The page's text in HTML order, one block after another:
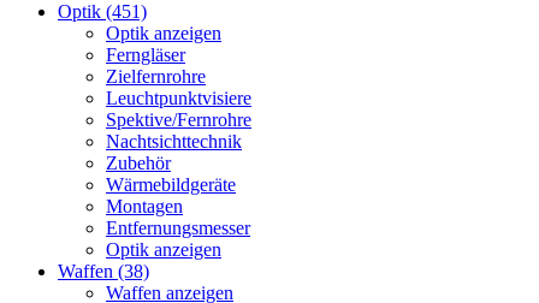
Optik (451)
Optik anzeigen
Ferngläser
Zielfernrohre
Leuchtpunktvisiere
Spektive/Fernrohre
Nachtsichttechnik
Zubehör
Wärmebildgeräte
Montagen
Entfernungsmesser
Optik anzeigen
Waffen (38)
Waffen anzeigen